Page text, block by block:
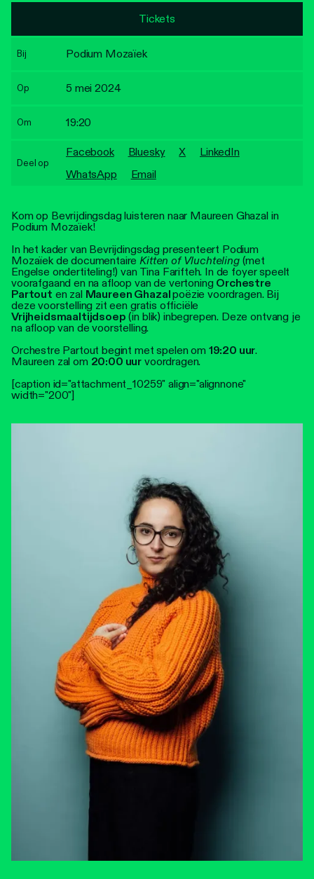
Kom op Bevrijdingsdag luisteren naar Maureen Ghazal in
Podium Mozaïek!
In het kader van Bevrijdingsdag presenteert Podium
Mozaïek de documentaireKitten of Vluchteling(met
Engelse ondertiteling!) van Tina Farifteh. In de foyer speelt
voorafgaand en na afloop van de vertoning Orchestre
Partout en zal Maureen Ghazalpoëzie voordragen. Bij
deze voorstelling zit een gratis officiële
Vrijheidsmaaltijdsoep (in blik) inbegrepen. Deze ontvang je
na afloop van de voorstelling.
Orchestre Partout begint met spelen om 19:20 uur.
Maureen zal om 20:00 uur voordragen.
[caption id="attachment_10259" align="alignnone"
width="200"]
Tickets
Bij Podium Mozaïek
Op 5 mei 2024
Om 19:20
Deel op
Facebook Bluesky X
LinkedIn
WhatsApp
Email
Personen
Toegankelijkheid